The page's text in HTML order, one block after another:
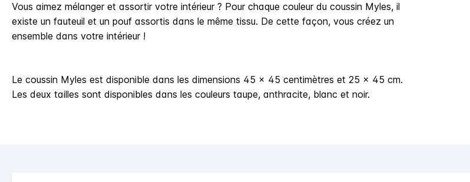
Vous aimez mélanger et assortir votre intérieur ? Pour chaque couleur du coussin Myles, il
existe un fauteuil et un pouf assortis dans le même tissu. De cette façon, vous créez un
ensemble dans votre intérieur !
Le coussin Myles est disponible dans les dimensions 45 x 45 centimètres et 25 x 45 cm.
Les deux tailles sont disponibles dans les couleurs taupe, anthracite, blanc et noir.